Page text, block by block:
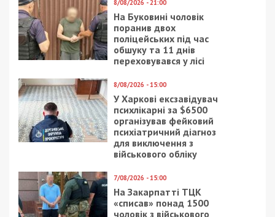
Приєднатися
Читайте також
Предыдущая статья:
Щоб син втік за кордон: у Києві лікарі
поставили жінці “діагноз на замовлення”
Зразкове безбар’єрне укриття на 850 осіб
зробили у Кам’янському ліцеї